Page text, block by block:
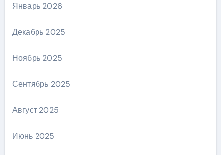
Январь 2026
Декабрь 2025
Ноябрь 2025
Сентябрь 2025
Август 2025
Июнь 2025